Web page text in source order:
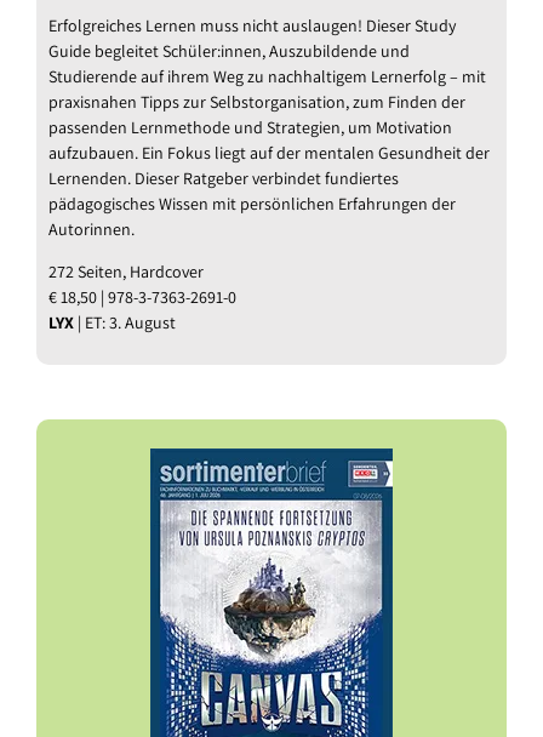
Erfolgreiches Lernen muss nicht auslaugen! Dieser Study
Guide begleitet Schüler:innen, Auszubildende und
Studierende auf ihrem Weg zu nachhaltigem Lernerfolg – mit
praxisnahen Tipps zur Selbstorganisation, zum Finden der
passenden Lernmethode und Strategien, um Motivation
aufzubauen. Ein Fokus liegt auf der mentalen Gesundheit der
Lernenden. Dieser Ratgeber verbindet fundiertes
pädagogisches Wissen mit persönlichen Erfahrungen der
Autorinnen.
272 Seiten, Hardcover
€ 18,50 | 978-3-7363-2691-0
LYX | ET: 3. August